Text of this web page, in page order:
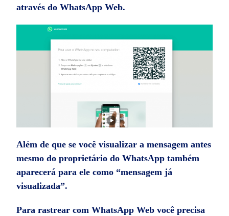
através do WhatsApp Web.
Além de que se você visualizar a mensagem antes
mesmo do proprietário do WhatsApp também
aparecerá para ele como “mensagem já
visualizada”.
Para rastrear com WhatsApp Web você precisa